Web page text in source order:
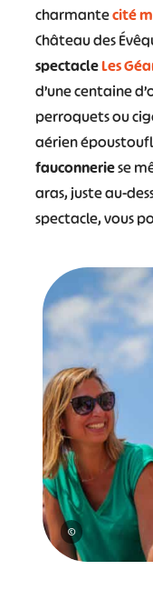
charmantecité
Château des
spectacleLes
d’une centaine
perroquets ou
aérien
fauconneriese
aras, juste au-
spectacle, vous
©